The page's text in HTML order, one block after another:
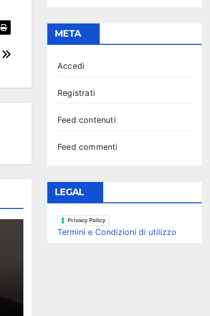
META
Accedi
Registrati
Feed contenuti
Feed commenti
LEGAL
Privacy Policy
Termini e Condizioni di utilizzo